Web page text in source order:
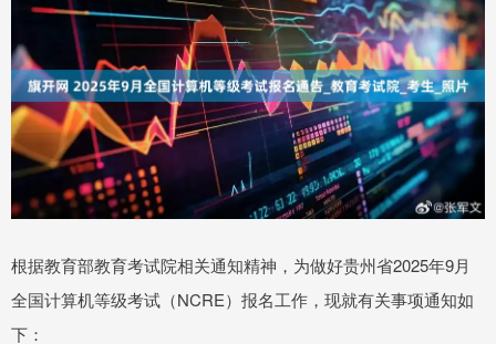
根据教育部教育考试院相关通知精神，为做好贵州省2025年9月
全国计算机等级考试（NCRE）报名工作，现就有关事项通知如
下：